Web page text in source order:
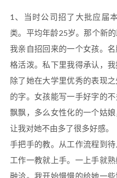
1、当时公司招了大批应届
类。平均年龄25岁。那个新
我亲自招回来的一个女孩。
格活泼。私下里我得承认，我
除了她在大学里优秀的表现
的字。女孩能写一手好字的
飘飘，多么女性化的一个姑
让我对她不由多了很多好感。
手把手的教。从工作流程到
工作一教就上手。一上手就